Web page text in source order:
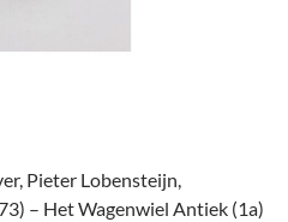
Pieter Lobensteijn,
– Het Wagenwiel Antiek (1a)